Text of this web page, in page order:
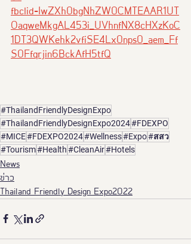
fbclid=IwZXh0bgNhZW0CMTEAAR1UT
OaqweMkgAL453i_UVhnfNX8cHXzKoC
1DT3QWKehk2vfiSE4Lx0nps0_aem_Ff
S0Ffqrjin6BckAfH5tfQ
#ThailandFriendlyDesignExpo
#ThailandFriendlyDesignExpo2024#FDEXPO
#MICE#FDEXPO2024#Wellness#Expo#สสว
#Tourism#Health#CleanAir#Hotels
News
ข่าว
Thailand Friendly Design Expo2022